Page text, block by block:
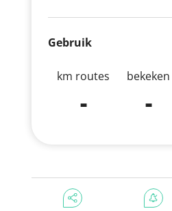
Gebruik
km routes
-
bekeken
-